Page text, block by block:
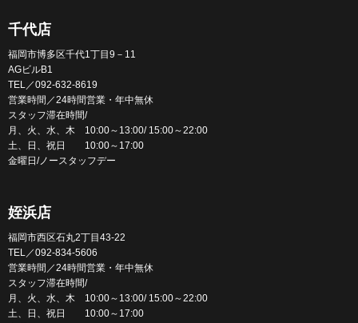
千代店
福岡市博多区千代1丁目9－11
AGビルB1
TEL／092-632-8619
営業時間／24時間営業・年中無休
スタッフ滞在時間/
月、火、水、木 10:00～13:00/ 15:00～22:00
土、日、祝日 10:00～17:00
金曜日/ノースタッフデー
姪浜店
福岡市西区石丸2丁目43-22
TEL／092-834-5606
営業時間／24時間営業・年中無休
スタッフ滞在時間/
月、火、水、木 10:00～13:00/ 15:00～22:00
土、日、祝日 10:00～17:00